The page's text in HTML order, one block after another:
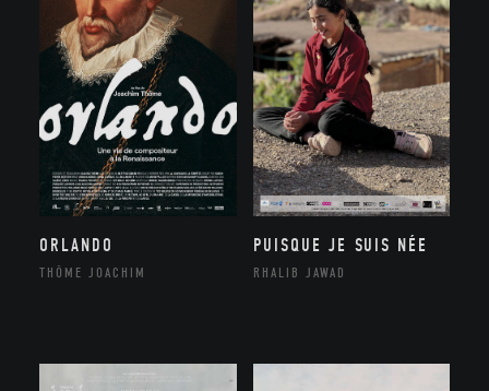
ORLANDO
THÔME JOACHIM
PUISQUE JE SUIS NÉE
RHALIB JAWAD